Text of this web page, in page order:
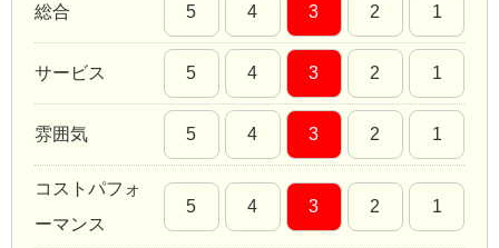
総合 5 4 3 2 1
サービス 5 4 3 2 1
雰囲気 5 4 3 2 1
コストパフォ
ーマンス
5 4 3 2 1